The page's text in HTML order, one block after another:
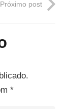
Próximo post
*